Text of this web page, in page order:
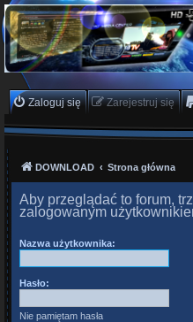
PKTeam - Polish
Team
Hyperion, Enigma, E2, PKT, listy kanałów,
Zaloguj się Zarejestruj się
DOWNLOAD Strona główna
Aby przeglądać to forum,
zalogowanym
Nazwa użytkownika:
Hasło:
Nie pamiętam hasła